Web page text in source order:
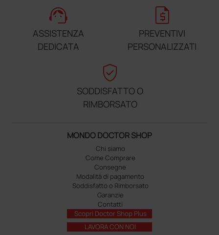
support_agent
ASSISTENZA
DEDICATA
request_quote
PREVENTIVI
PERSONALIZZATI
verified_user
SODDISFATTO O
RIMBORSATO
MONDO DOCTOR SHOP
Chi siamo
Come Comprare
Consegne
Modalità di pagamento
Soddisfatto o Rimborsato
Garanzie
Contatti
Scopri Doctor Shop Plus
LAVORA CON NOI